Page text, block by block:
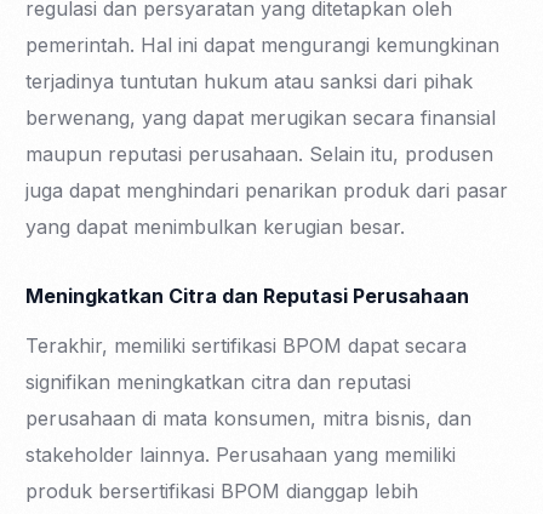
regulasi dan persyaratan yang ditetapkan oleh
pemerintah. Hal ini dapat mengurangi kemungkinan
terjadinya tuntutan hukum atau sanksi dari pihak
berwenang, yang dapat merugikan secara finansial
maupun reputasi perusahaan. Selain itu, produsen
juga dapat menghindari penarikan produk dari pasar
yang dapat menimbulkan kerugian besar.
Meningkatkan Citra dan Reputasi Perusahaan
Terakhir, memiliki sertifikasi BPOM dapat secara
signifikan meningkatkan citra dan reputasi
perusahaan di mata konsumen, mitra bisnis, dan
stakeholder lainnya. Perusahaan yang memiliki
produk bersertifikasi BPOM dianggap lebih